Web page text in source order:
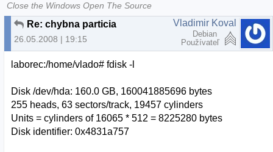
Close the Windows Open The Source
Re: chybna particia
26.05.2008 | 19:15
Vladimir Koval
Debian
Používateľ
laborec:/home/vlado# fdisk -l
Disk /dev/hda: 160.0 GB, 160041885696 bytes
255 heads, 63 sectors/track, 19457 cylinders
Units = cylinders of 16065 * 512 = 8225280 bytes
Disk identifier: 0x4831a757